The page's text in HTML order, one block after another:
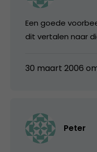
Een goede
dit vertalen naar
30 maart 2006
Peter